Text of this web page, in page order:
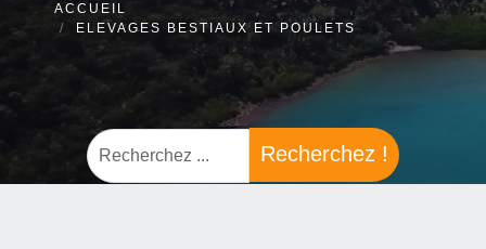
ACCUEIL
ELEVAGES BESTIAUX ET POULETS
Recherchez !